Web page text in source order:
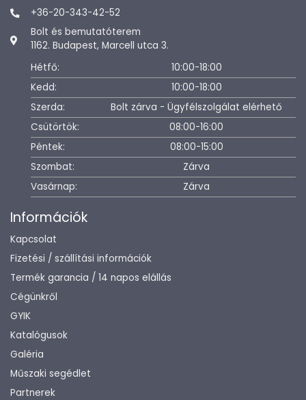
+36-20-343-42-52
Bolt és bemutatóterem
1162. Budapest, Marcell utca 3.
Hétfő:
10:00-18:00
Kedd:
10:00-18:00
Szerda:
Bolt zárva - Ügyfélszolgálat elérhető
Csütörtök:
08:00-16:00
Péntek:
08:00-15:00
Szombat:
Zárva
Vasárnap:
Zárva
Információk
Kapcsolat
Fizetési / szállítási információk
Termék garancia / 14 napos elállás
Cégünkről
GYIK
Katalógusok
Galéria
Műszaki segédlet
Partnerek